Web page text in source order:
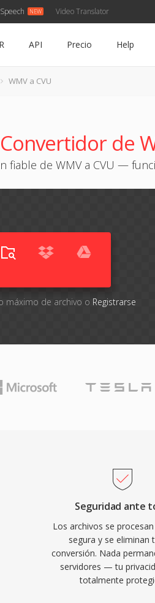
Video Translator
API Precio Help
WMV a CVU
Convertidor de
fiable de WMV a CVU —
máximo de archivo o Registrarse
Seguridad ante
Los archivos se
segura y se eliminan
conversión. Nada
servidores — tu
totalmente